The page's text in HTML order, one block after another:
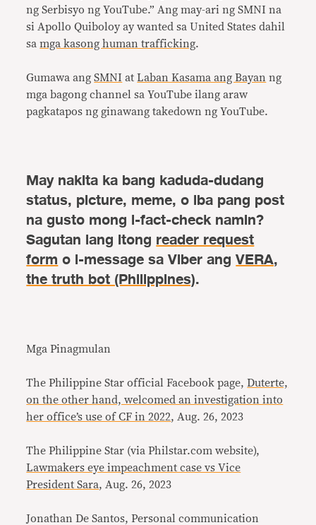
ng Serbisyo ng YouTube.” Ang may-ari ng SMNI na
si Apollo Quiboloy ay wanted sa United States dahil
samga kasong human trafficking.
Gumawa angSMNI atLaban Kasama ang Bayan ng
mga bagong channel sa YouTube ilang araw
pagkatapos ng ginawang takedown ng YouTube.
May nakita ka bang kaduda-dudang
status, picture, meme, o iba pang post
na gusto mong i-fact-check namin?
Sagutan lang itongreader request
formo i-message sa Viber angVERA,
the truth bot (Philippines).
Mga Pinagmulan
The Philippine Star official Facebook page,Duterte,
on the other hand, welcomed an investigation into
her office’s use of CF in 2022, Aug. 26, 2023
The Philippine Star (via Philstar.com website),
Lawmakers eye impeachment case vs Vice
President Sara, Aug. 26, 2023
Jonathan De Santos, Personal communication